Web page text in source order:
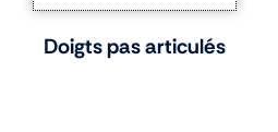
Doigts pas articulés